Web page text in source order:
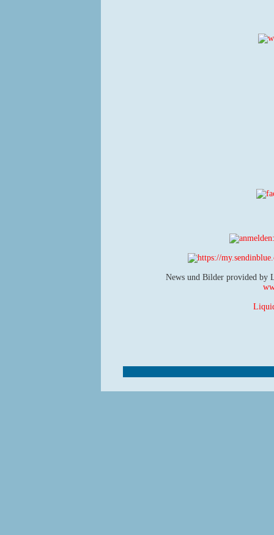
News und Bilder provided by